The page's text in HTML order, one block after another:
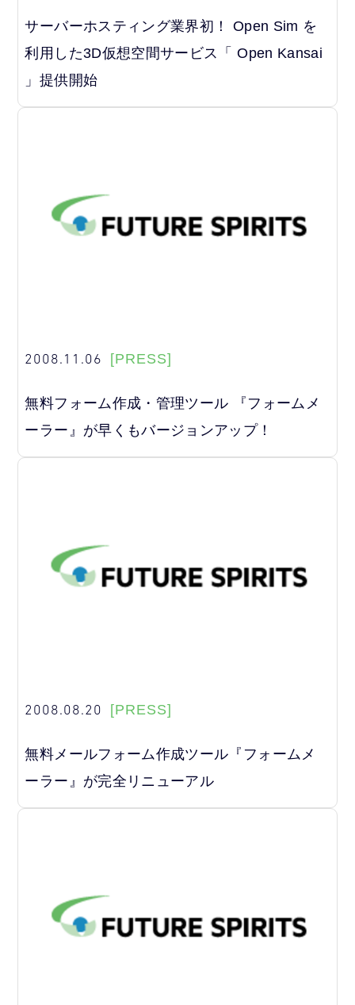
サーバーホスティング業界初！ Open Sim を
利用した3D仮想空間サービス「 Open Kansai
」提供開始
2008.11.06 [PRESS]
無料フォーム作成・管理ツール 『フォームメ
ーラー』が早くもバージョンアップ！
2008.08.20 [PRESS]
無料メールフォーム作成ツール『フォームメ
ーラー』が完全リニューアル